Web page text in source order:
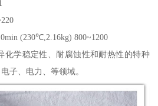
(230℃,2.16kg) 800~1200
化学稳定性、耐腐蚀性和耐热性的特种
子、电力、等领域。